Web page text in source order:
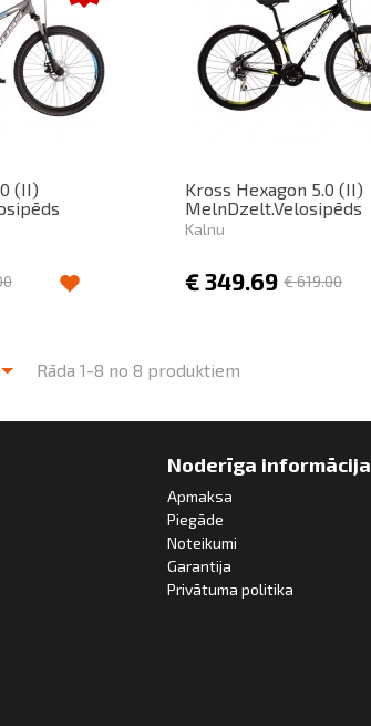
(II)
Kross Hexagon 5.0 (II)
MelnDzelt.Velosipēds
Kalnu
€349.69 €619.00
Rāda 1-8 no 8 produktiem
Noderīga informācija
Apmaksa
Piegāde
Noteikumi
Garantija
Privātuma politika